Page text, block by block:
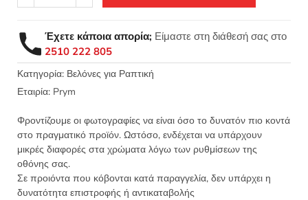
3τεμ
Prym
131350
ποσότητα
Έχετε κάποια απορία; Είμαστε στη διάθεσή σας στο
2510 222 805
Κατηγορία: Βελόνες για Ραπτική
Εταιρία: Prym
Φροντίζουμε οι φωτογραφίες να είναι όσο το δυνατόν πιο κοντά
στο πραγματικό προϊόν. Ωστόσο, ενδέχεται να υπάρχουν
μικρές διαφορές στα χρώματα λόγω των ρυθμίσεων της
οθόνης σας.
Σε προιόντα που κόβονται κατά παραγγελία, δεν υπάρχει η
δυνατότητα επιστροφής ή αντικαταβολής